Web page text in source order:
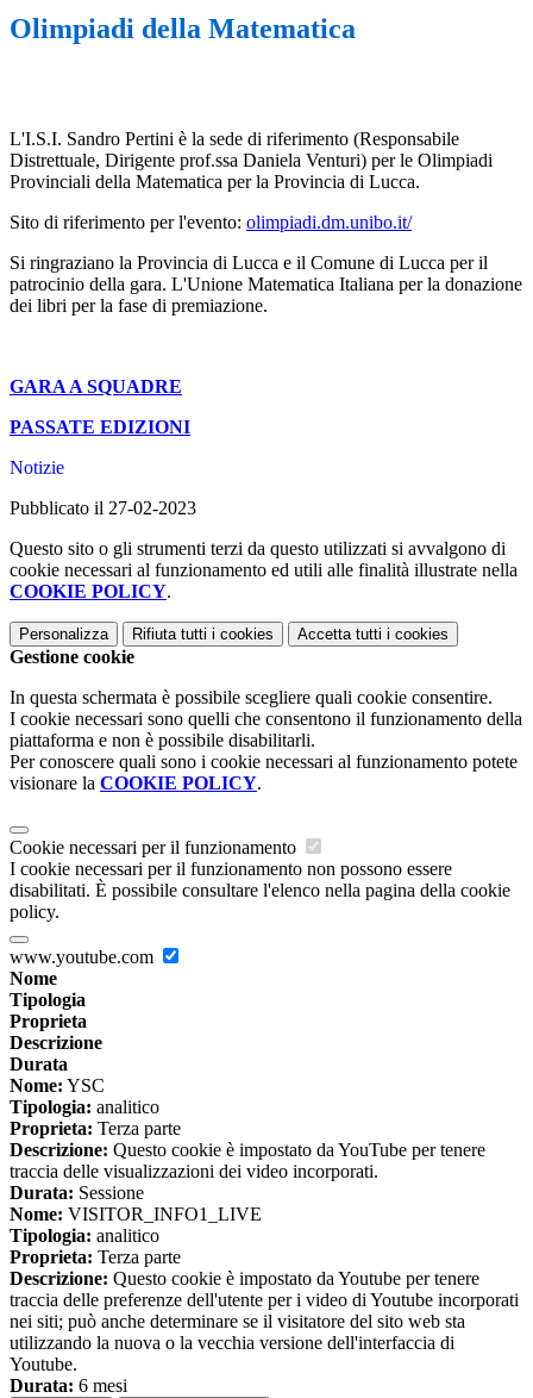
Olimpiadi della Matematica
L'I.S.I. Sandro Pertini è la sede di riferimento (Responsabile
Distrettuale, Dirigente prof.ssa Daniela Venturi) per le Olimpiadi
Provinciali della Matematica per la Provincia di Lucca.
Sito di riferimento per l'evento: olimpiadi.dm.unibo.it/
Si ringraziano la Provincia di Lucca e il Comune di Lucca per il
patrocinio della gara. L'Unione Matematica Italiana per la donazione
dei libri per la fase di premiazione.
GARA A SQUADRE
PASSATE EDIZIONI
Notizie
Pubblicato il 27-02-2023
Questo sito o gli strumenti terzi da questo utilizzati si avvalgono di
cookie necessari al funzionamento ed utili alle finalità illustrate nella
COOKIE POLICY.
Personalizza Rifiuta tutti i cookies Accetta tutti i cookies
Gestione cookie
In questa schermata è possibile scegliere quali cookie consentire.
I cookie necessari sono quelli che consentono il funzionamento della
piattaforma e non è possibile disabilitarli.
Per conoscere quali sono i cookie necessari al funzionamento potete
visionare la COOKIE POLICY.
Cookie necessari per il funzionamento
I cookie necessari per il funzionamento non possono essere
disabilitati. È possibile consultare l'elenco nella pagina della cookie
policy.
www.youtube.com
Nome
Tipologia
Proprieta
Descrizione
Durata
Nome: YSC
Tipologia: analitico
Proprieta: Terza parte
Descrizione: Questo cookie è impostato da YouTube per tenere
traccia delle visualizzazioni dei video incorporati.
Durata: Sessione
Nome: VISITOR_INFO1_LIVE
Tipologia: analitico
Proprieta: Terza parte
Descrizione: Questo cookie è impostato da Youtube per tenere
traccia delle preferenze dell'utente per i video di Youtube incorporati
nei siti; può anche determinare se il visitatore del sito web sta
utilizzando la nuova o la vecchia versione dell'interfaccia di
Youtube.
Durata: 6 mesi